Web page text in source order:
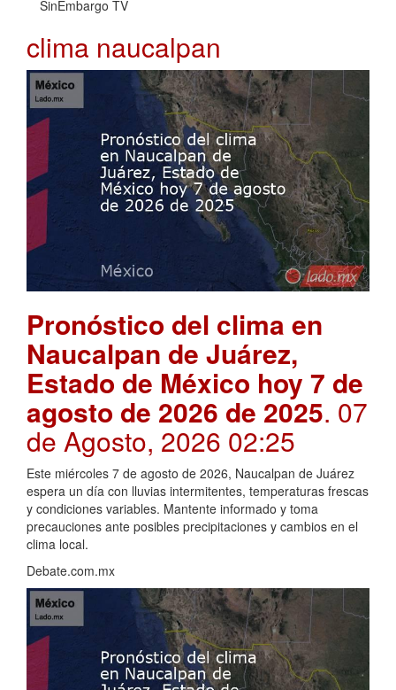
SinEmbargo TV
clima naucalpan
Pronóstico del clima en
Naucalpan de Juárez,
Estado de México hoy 7 de
agosto de 2026 de 2025. 07
de Agosto, 2026 02:25
Este miércoles 7 de agosto de 2026, Naucalpan de Juárez
espera un día con lluvias intermitentes, temperaturas frescas
y condiciones variables. Mantente informado y toma
precauciones ante posibles precipitaciones y cambios en el
clima local.
Debate.com.mx